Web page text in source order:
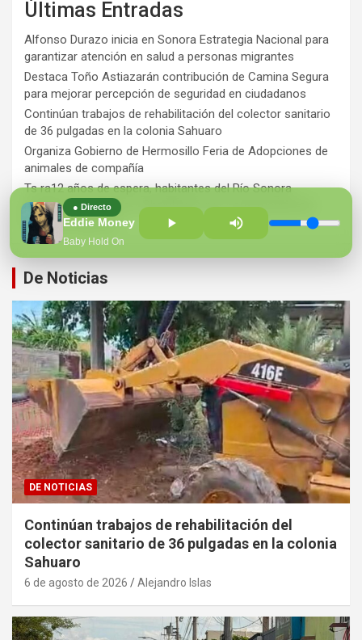
● Directo
Eddie Money
Baby Hold On
Últimas Entradas
Alfonso Durazo inicia en Sonora Estrategia Nacional para
garantizar atención en salud a personas migrantes
Destaca Toño Astiazarán contribución de Camina Segura
para mejorar percepción de seguridad en ciudadanos
Continúan trabajos de rehabilitación del colector sanitario
de 36 pulgadas en la colonia Sahuaro
Organiza Gobierno de Hermosillo Feria de Adopciones de
animales de compañía
Ts ra12 años de espera, habitantes del Río Sonora
agradecen a Durazo y Sheinbaum por construcción de
Hospital Regional
De Noticias
DE NOTICIAS
Continúan trabajos de rehabilitación del
colector sanitario de 36 pulgadas en la colonia
Sahuaro
6 de agosto de 2026 Alejandro Islas